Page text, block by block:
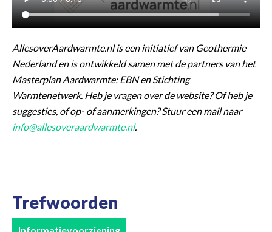
AllesoverAardwarmte.nl is een initiatief van Geothermie
Nederland en is ontwikkeld samen met de partners van het
Masterplan Aardwarmte: EBN en Stichting
Warmtenetwerk. Heb je vragen over de website? Of heb je
suggesties, of op- of aanmerkingen? Stuur een mail naar
info@allesoveraardwarmte.nl.
Trefwoorden